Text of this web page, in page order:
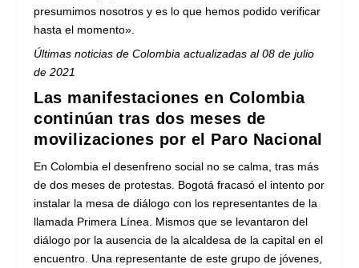
presumimos nosotros y es lo que hemos podido verificar
hasta el momento».
Últimas noticias de Colombia actualizadas al 08 de julio
de 2021
Las manifestaciones en Colombia
continúan tras dos meses de
movilizaciones por el Paro Nacional
En Colombia el desenfreno social no se calma, tras más
de dos meses de protestas. Bogotá fracasó el intento por
instalar la mesa de diálogo con los representantes de la
llamada Primera Línea. Mismos que se levantaron del
diálogo por la ausencia de la alcaldesa de la capital en el
encuentro. Una representante de este grupo de jóvenes,